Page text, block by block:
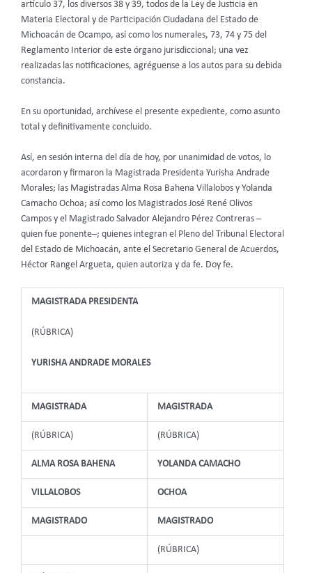
artículo 37, los diversos 38 y 39, todos de la Ley de Justicia en
Materia Electoral y de Participación Ciudadana del Estado de
Michoacán de Ocampo, así como los numerales, 73, 74 y 75 del
Reglamento Interior de este órgano jurisdiccional; una vez
realizadas las notificaciones, agréguense a los autos para su debida
constancia.
En su oportunidad, archívese el presente expediente, como asunto
total y definitivamente concluido.
Así, en sesión interna del día de hoy, por unanimidad de votos, lo
acordaron y firmaron la Magistrada Presidenta Yurisha Andrade
Morales; las Magistradas Alma Rosa Bahena Villalobos y Yolanda
Camacho Ochoa; así como los Magistrados José René Olivos
Campos y el Magistrado Salvador Alejandro Pérez Contreras –
quien fue ponente–; quienes integran el Pleno del Tribunal Electoral
del Estado de Michoacán, ante el Secretario General de Acuerdos,
Héctor Rangel Argueta, quien autoriza y da fe. Doy fe.
MAGISTRADA PRESIDENTA
(RÚBRICA)
YURISHA ANDRADE MORALES
MAGISTRADA MAGISTRADA
(RÚBRICA) (RÚBRICA)
ALMA ROSA BAHENA YOLANDA CAMACHO
VILLALOBOS OCHOA
MAGISTRADO MAGISTRADO
(RÚBRICA)